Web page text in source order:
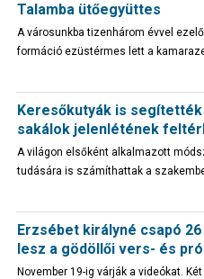
Talamba ütőegyüttes
A városunkba tizenhárom évvel
formáció ezüstérmes lett a
Keresőkutyák is
sakálok jelenlétének
A világon elsőként alkalmazott
tudására is számíthattak a
Erzsébet királyné csapó
lesz a gödöllői vers- és
November 19-ig várják a videókat.